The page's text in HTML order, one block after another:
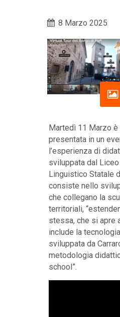
8 Marzo 2025
Martedì 11 Marzo è
presentata in un
l’esperienza di
sviluppata dal
Linguistico Statale
consiste nello
che collegano la
territoriali,
stessa, che si apre
include la
sviluppata da
metodologia
school”.